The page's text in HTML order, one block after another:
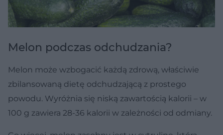
Melon podczas odchudzania?
Melon może wzbogacić każdą zdrową, właściwie
zbilansowaną dietę odchudzającą z prostego
powodu. Wyróżnia się niską zawartością kalorii – w
100 g zawiera 28-36 kalorii w zależności od odmiany.